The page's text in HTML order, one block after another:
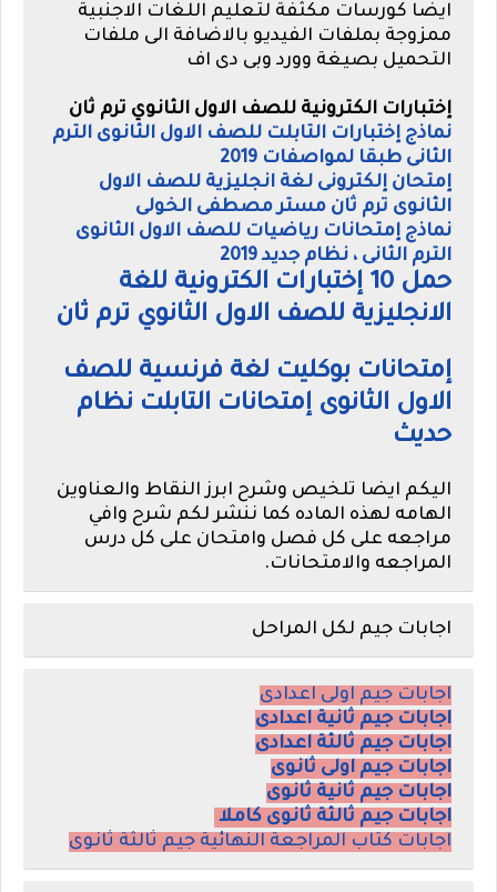
ايضا كورسات مكثفة لتعليم اللغات الاجنبية
ممزوجة بملفات الفيديو بالاضافة الى ملفات
التحميل بصيغة وورد وبى دى اف
إختبارات الكترونية للصف الاول الثانوي ترم ثان
نماذج إختبارات التابلت للصف الاول الثانوى الترم
الثانى طبقا لمواصفات 2019
إمتحان إلكترونى لغة انجليزية للصف الاول
الثانوى ترم ثان مستر مصطفى الخولى
نماذج إمتحانات رياضيات للصف الاول الثانوى
الترم الثانى ، نظام جديد 2019
حمل 10 إختبارات الكترونية للغة
الانجليزية للصف الاول الثانوي ترم ثان
إمتحانات بوكليت لغة فرنسية للصف
الاول الثانوى إمتحانات التابلت نظام
حديث
اليكم ايضا تلخيص وشرح ابرز النقاط والعناوين
الهامه لهذه الماده كما ننشر لكم شرح وافي
مراجعه على كل فصل وامتحان على كل درس
المراجعه والامتحانات.
اجابات جيم لكل المراحل
اجابات جيم اولى اعدادى
اجابات جيم ثانية اعدادى
اجابات جيم ثالثة اعدادى
اجابات جيم اولى ثانوى
اجابات جيم ثانية ثانوى
اجابات جيم ثالثة ثانوى كاملا
اجابات كتاب المراجعة النهائية جيم ثالثة ثانوى